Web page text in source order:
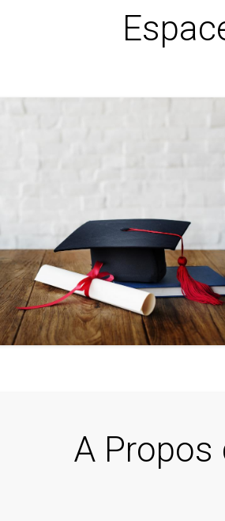
A Propos